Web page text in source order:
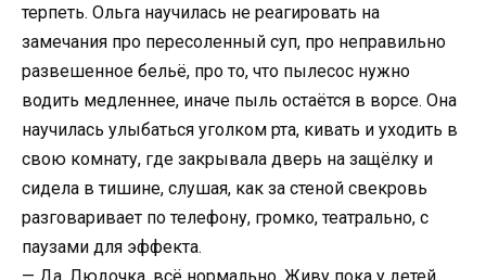
терпеть. Ольга научилась не реагировать на
замечания про пересоленный суп, про неправильно
развешенное бельё, про то, что пылесос нужно
водить медленнее, иначе пыль остаётся в ворсе. Она
научилась улыбаться уголком рта, кивать и уходить в
свою комнату, где закрывала дверь на защёлку и
сидела в тишине, слушая, как за стеной свекровь
разговаривает по телефону, громко, театрально, с
паузами для эффекта.